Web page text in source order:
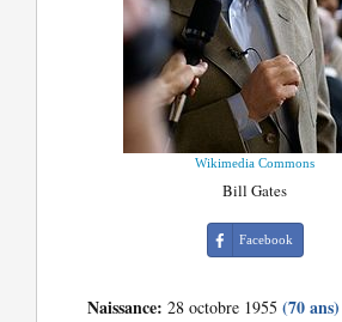
Wikimedia Commons
Bill Gates
Facebook
Naissance: 28 octobre 1955(70 ans)